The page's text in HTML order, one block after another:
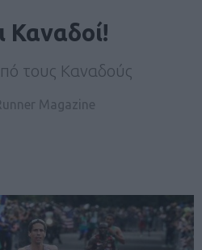
Καναδοί!
τους Καναδούς
Magazine